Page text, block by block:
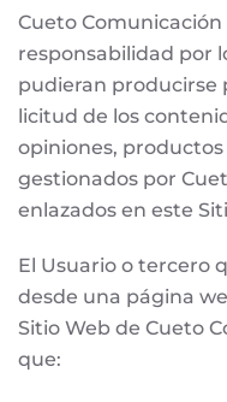
Cueto
responsabilidad por
pudieran producirse
licitud de los
opiniones, productos
gestionados por
enlazados en este
El Usuario o tercero
desde una página
Sitio Web de Cueto
que: